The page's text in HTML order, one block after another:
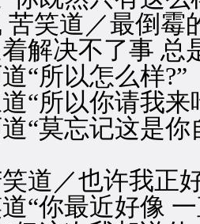
苦笑道／最倒
解决不了事
所以怎么样?”
所以你请我来
莫忘记这是你
／也许我正好
你最近好像 一